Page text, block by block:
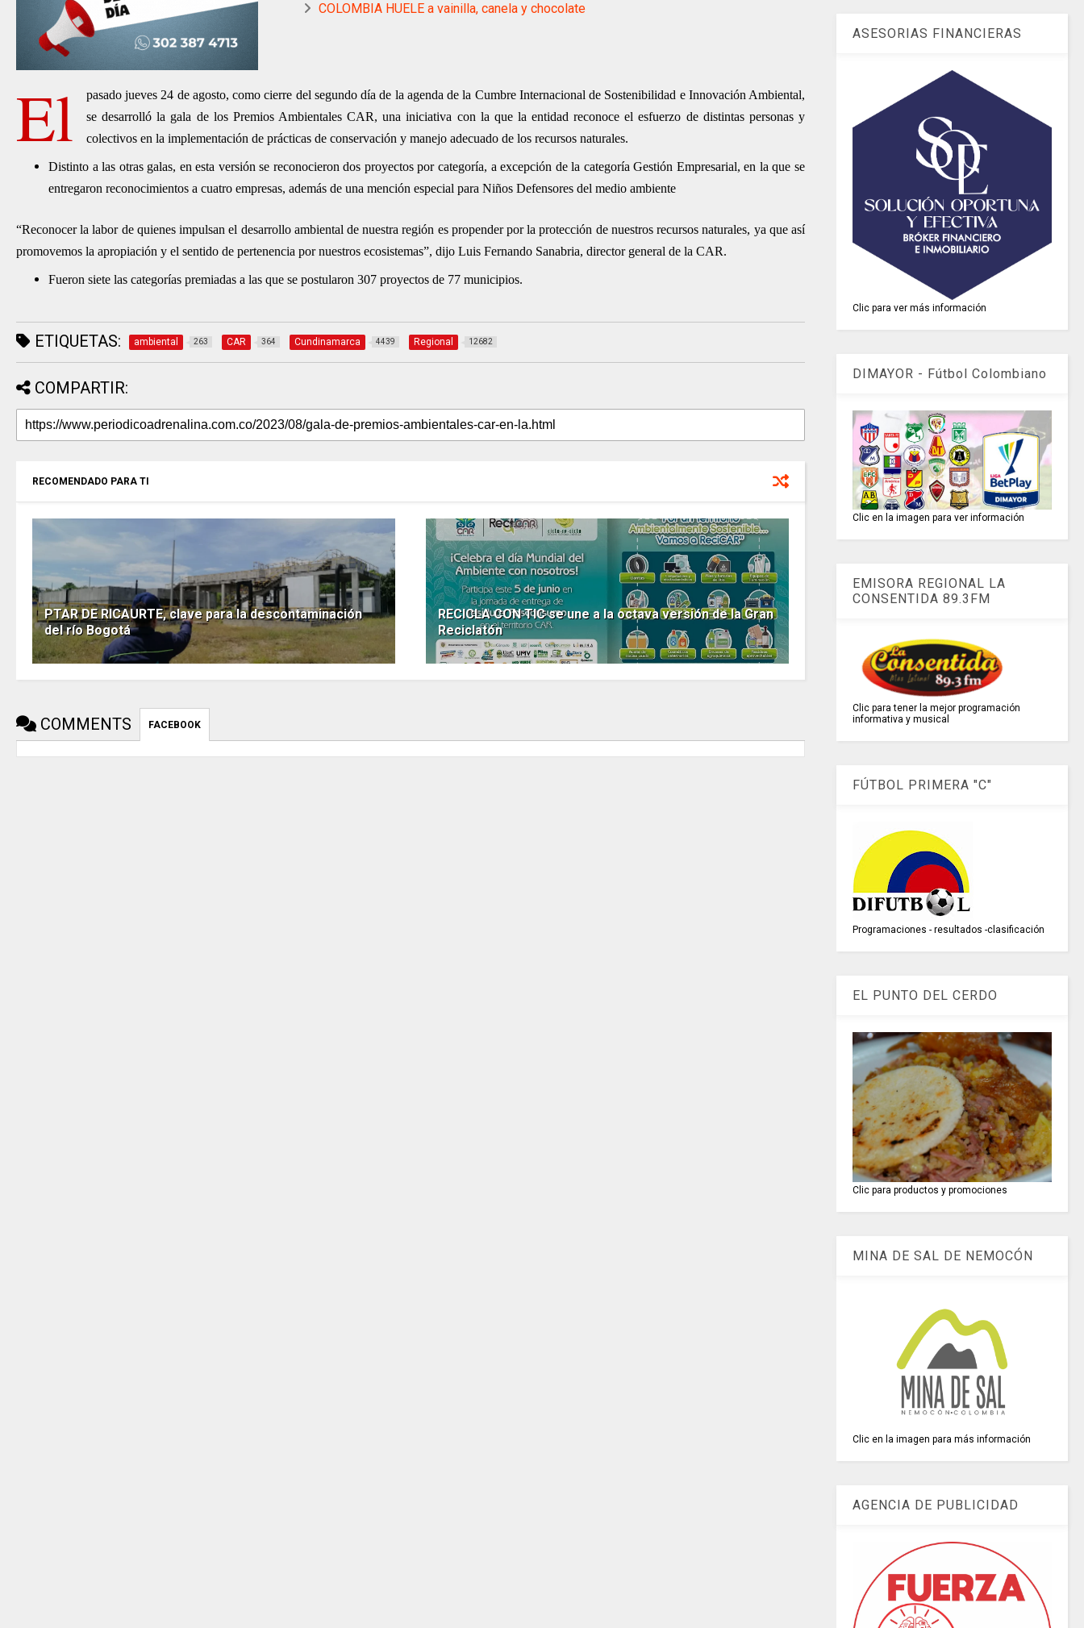
COLOMBIA HUELE a vainilla, canela y chocolate
El
pasado jueves 24 de agosto, como cierre del segundo día de la agenda de la Cumbre Internacional de Sostenibilidad e Innovación Ambiental,
se desarrolló la gala de los Premios Ambientales CAR, una iniciativa con la que la entidad reconoce el esfuerzo de distintas personas y
colectivos en la implementación de prácticas de conservación y manejo adecuado de los recursos naturales.
Distinto a las otras galas, en esta versión se reconocieron dos proyectos por categoría, a excepción de la categoría Gestión Empresarial, en la que se
entregaron reconocimientos a cuatro empresas, además de una mención especial para Niños Defensores del medio ambiente
“Reconocer la labor de quienes impulsan el desarrollo ambiental de nuestra región es propender por la protección de nuestros recursos naturales, ya que así
promovemos la apropiación y el sentido de pertenencia por nuestros ecosistemas”, dijo Luis Fernando Sanabria, director general de la CAR.
Fueron siete las categorías premiadas a las que se postularon 307 proyectos de 77 municipios.
ETIQUETAS: ambiental 263 CAR 364 Cundinamarca 4439 Regional 12682
COMPARTIR:
RECOMENDADO PARA TI
PTAR DE RICAURTE, clave para la descontaminación
del río Bogotá
RECICLA CON TIC se une a la octava versión de la Gran
Reciclatón
COMMENTS FACEBOOK
ASESORIAS FINANCIERAS
Clic para ver más información
DIMAYOR - Fútbol Colombiano
Clic en la imagen para ver información
EMISORA REGIONAL LA
CONSENTIDA 89.3FM
Clic para tener la mejor programación
informativa y musical
FÚTBOL PRIMERA "C"
Programaciones - resultados -clasificación
EL PUNTO DEL CERDO
Clic para productos y promociones
MINA DE SAL DE NEMOCÓN
Clic en la imagen para más información
AGENCIA DE PUBLICIDAD